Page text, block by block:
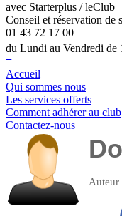
avec Starterplus / leClub
Conseil et réservation de
01 43 72 17 00
du Lundi au Vendredi de
≡
Accueil
Qui sommes nous
Les services offerts
Comment adhérer au club
Contactez-nous
Auteur